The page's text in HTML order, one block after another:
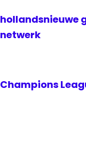
hollandsnieuwe
netwerk
Champions